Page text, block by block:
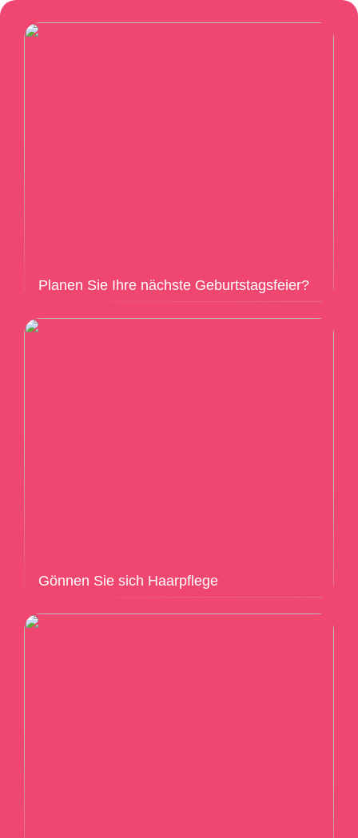
Planen Sie Ihre nächste Geburtstagsfeier?
Gönnen Sie sich Haarpflege